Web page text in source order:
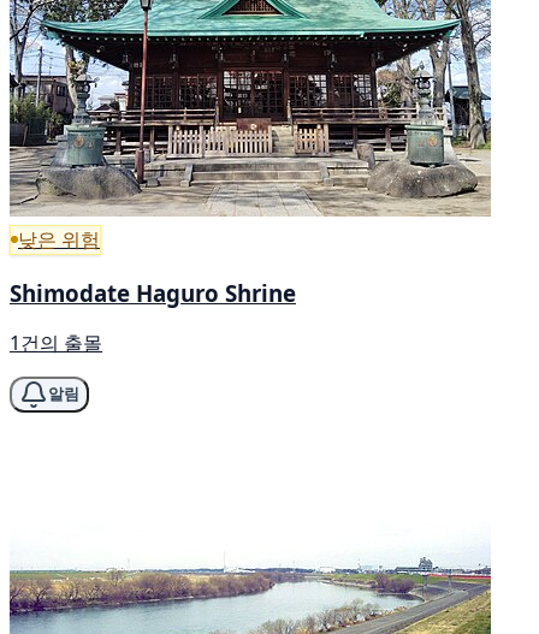
낮은 위험
Shimodate Haguro Shrine
1건의 출몰
알림